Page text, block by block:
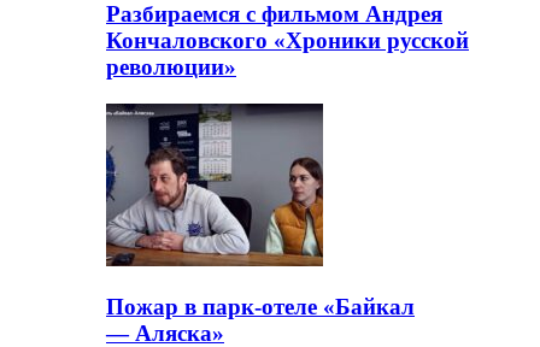
Разбираемся с фильмом Андрея
Кончаловского «Хроники русской
революции»
Пожар в парк-отеле «Байкал
— Аляска»